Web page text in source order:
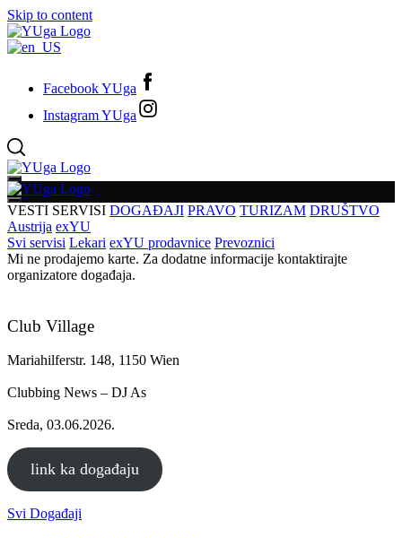
Skip to content
Facebook YUga
Instagram YUga
VESTI SERVISI DOGAĐAJI PRAVO TURIZAM DRUŠTVO
Austrija exYU
Svi servisi Lekari exYU prodavnice Prevoznici
Mi ne prodajemo karte. Za dodatne informacije kontaktirajte
organizatore događaja.
Club Village
Mariahilferstr. 148, 1150 Wien
Clubbing News – DJ As
Sreda, 03.06.2026.
link ka događaju
Svi Događaji